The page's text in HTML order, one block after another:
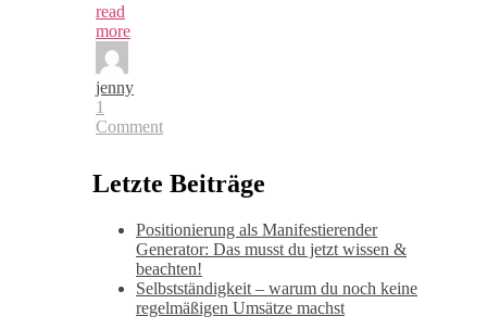
read
more
jenny
1
Comment
Letzte Beiträge
Positionierung als Manifestierender
Generator: Das musst du jetzt wissen &
beachten!
Selbstständigkeit – warum du noch keine
regelmäßigen Umsätze machst